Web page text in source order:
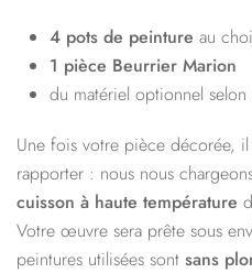
4 pots de peinture au
1 pièce Beurrier Marion
du matériel optionnel selon
Une fois votre pièce décorée,
rapporter : nous nous
cuisson à haute température
Votre œuvre sera prête sous
peintures utilisées sont sans